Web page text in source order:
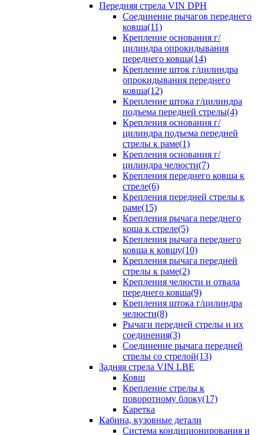
Передняя стрела VIN DPH
Cоединение рычагов переднего
ковша(11)
Крепление основания г/
цилиндра опрокидывания
переднего ковша(14)
Крепление шток г/цилиндра
опрокидывания переднего
ковша(12)
Крепление штока г/цилиндра
подъема передней стрелы(4)
Крепления основания г/
цилиндра подъема передней
стрелы к раме(1)
Крепления основания г/
цилиндра челюсти(7)
Крепления переднего ковша к
стреле(6)
Крепления передней стрелы к
раме(15)
Крепления рычага переднего
коша к стреле(5)
Крепления рычага переднего
ковша к ковшу(10)
Крепления рычага передней
стрелы к раме(2)
Крепления челюсти и отвала
переднего ковша(9)
Крепления штока г/цилиндра
челюсти(8)
Рычаги передней стрелы и их
соединения(3)
Соединение рычага передней
стрелы со стрелой(13)
Задняя стрела VIN LBE
Ковш
Крепление стрелы к
поворотному блоку(17)
Каретка
Кабина, кузовные детали
Система кондиционирования и